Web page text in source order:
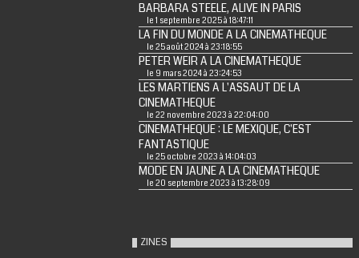
BARBARA STEELE, ALIVE IN PARIS
le 1 septembre 2025 à 18:47:11
LA FIN DU MONDE A LA CINEMATHEQUE
le 25 août 2024 à 23:18:55
PETER WEIR A LA CINEMATHEQUE
le 9 mars 2024 à 23:24:53
LES MARTIENS A L'ASSAUT DE LA
CINEMATHEQUE
le 22 novembre 2023 à 22:04:00
CINEMATHEQUE : LE MEXIQUE, C'EST
FANTASTIQUE
le 25 octobre 2023 à 14:04:03
MODE EN JAUNE A LA CINEMATHEQUE
le 20 septembre 2023 à 13:28:09
ZINES